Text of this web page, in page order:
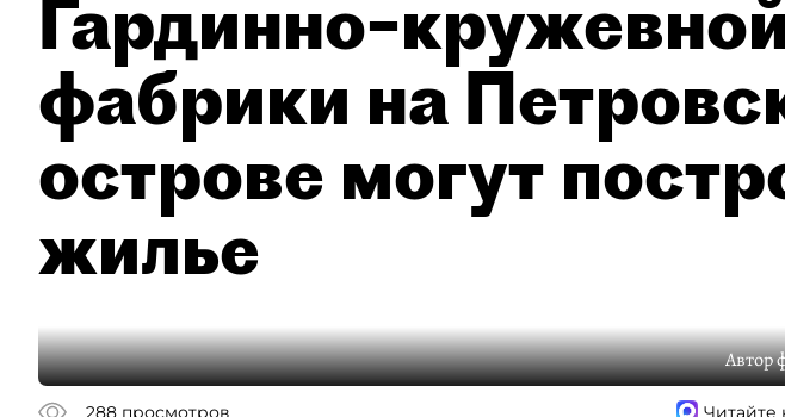
фабрики на
острове могут
жилье
Автор
288 просмотров Читайте